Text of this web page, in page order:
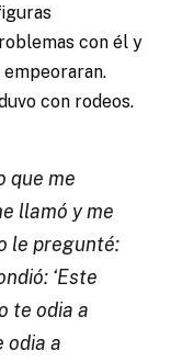
con él y
con rodeos.
que me
llamó y me
le pregunté:
‘Este
te odia a
odia a